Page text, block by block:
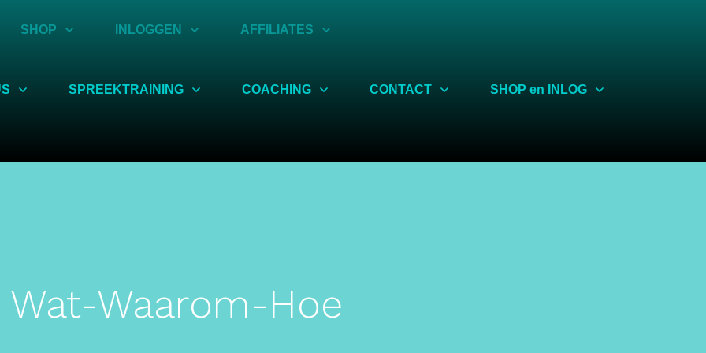
SHOP INLOGGEN AFFILIATES
SPREEKTRAINING COACHING CONTACT SHOP en INLOG
Wat-Waarom-Hoe